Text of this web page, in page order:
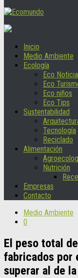
Inicio
Medio Ambiente
Ecología
Eco
Eco
Eco niños
Eco Tips
Sustentabilidad
Tecnología
Reciclado
Alimentación
Nutrición
Empresas
Contacto
Medio Ambiente
0
El peso total
fabricados por
superar al de